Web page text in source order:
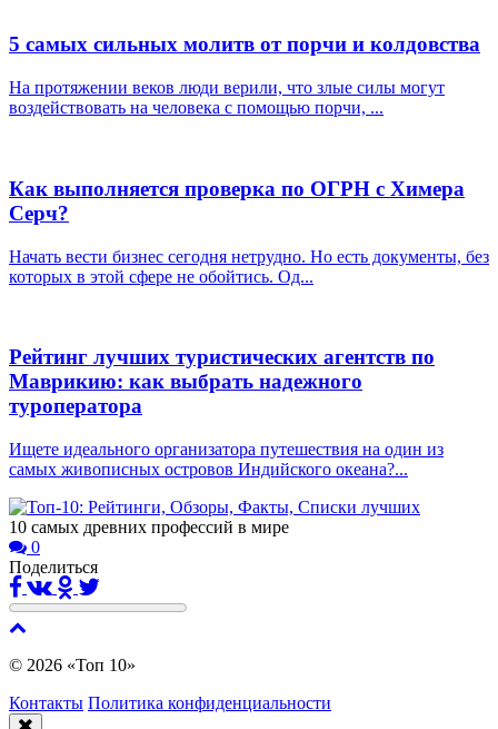
5 самых сильных молитв от порчи и колдовства
На протяжении веков люди верили, что злые силы могут
воздействовать на человека с помощью порчи, ...
Как выполняется проверка по ОГРН с Химера
Серч?
Начать вести бизнес сегодня нетрудно. Но есть документы, без
которых в этой сфере не обойтись. Од...
Рейтинг лучших туристических агентств по
Маврикию: как выбрать надежного
туроператора
Ищете идеального организатора путешествия на один из
самых живописных островов Индийского океана?...
10 самых древних профессий в мире
0
Поделиться
© 2026 «Топ 10»
Контакты Политика конфиденциальности